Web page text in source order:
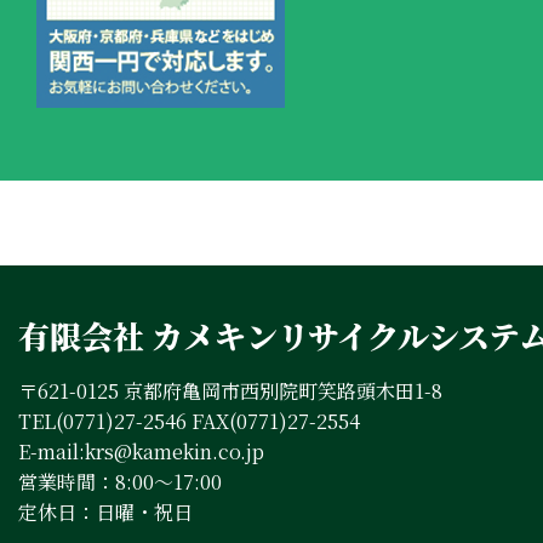
有限会社 カメキンリサイクルシステ
〒621-0125 京都府亀岡市西別院町笑路頭木田1-8
TEL(0771)27-2546 FAX(0771)27-2554
E-mail:krs@kamekin.co.jp
営業時間：8:00～17:00
定休日：日曜・祝日